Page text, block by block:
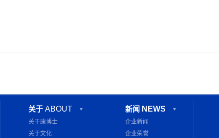
关于 ABOUT
关于康博士
关于文化
新闻 NEWS
企业新闻
企业荣誉